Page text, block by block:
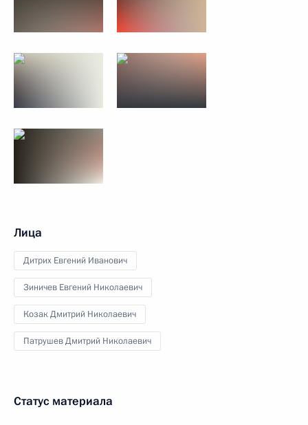
Лица
Дитрих Евгений Иванович
Зиничев Евгений Николаевич
Козак Дмитрий Николаевич
Патрушев Дмитрий Николаевич
Статус материала